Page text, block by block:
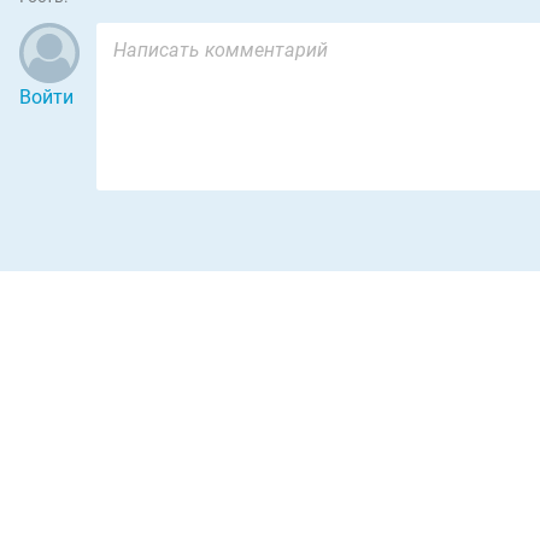
Войти